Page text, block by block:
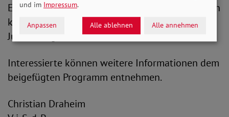
Erwerbs- und Sorgearbeit miteinander verbinden
können“, erklärt SoVD-Bundesfrauensprecherin
Jutta König.
Interessierte können weitere Informationen dem
beigefügten Programm entnehmen.
Christian Draheim
und im Impressum.
Anpassen Alle ablehnen Alle annehmen